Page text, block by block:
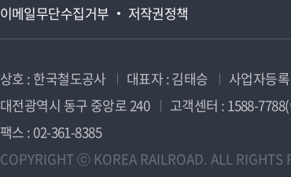
이메일무단수집거부 저작권정책
상호 : 한국철도공사 대표자 : 김태승 사업자등
대전광역시 동구 중앙로 240
고객센터 : 1588-
팩스 : 02-361-8385
COPYRIGHT ⓒ KOREA RAILROAD. ALL RIGHTS